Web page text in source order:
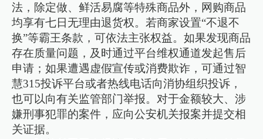
法，除定做、鲜活易腐等特殊商品外，网购商品
均享有七日无理由退货权。若商家设置“不退不
换”等霸王条款，可依法主张权益。如果发现商品
存在质量问题，及时通过平台维权通道发起售后
申请；如果遭遇虚假宣传或消费欺诈，可通过智
慧315投诉平台或者热线电话向消协组织投诉，
也可以向有关监管部门举报。对于金额较大、涉
嫌刑事犯罪的案件，应向公安机关报案并提交相
关证据。